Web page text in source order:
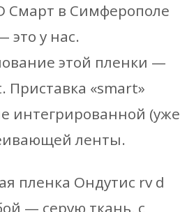
Смарт в Симферополе
это у нас.
этой пленки —
Приставка «smart»
интегрированной (уже
ленты.
пленка Ондутис rv d
— серую ткань, с